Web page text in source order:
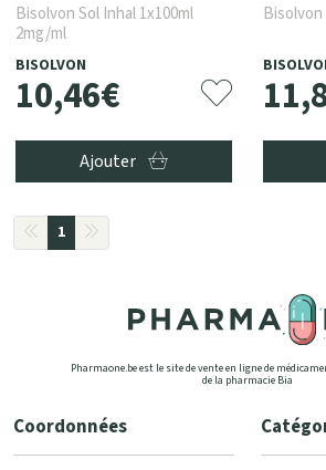
Bisolvon Sol Inhal 1x100ml
2mg/ml
BISOLVON
10,46€
Ajouter
Bisolvon
11,
1
Pharmaone.be est le site de vente en ligne de
de la pharmacie Bia
Coordonnées